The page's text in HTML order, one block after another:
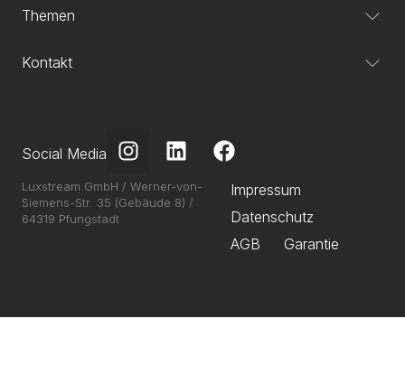
Themen
Kontakt
Social Media
Luxstream GmbH / Werner-von-
Siemens-Str. 35 (Gebäude 8) /
64319 Pfungstadt
Impressum
Datenschutz
AGB
Garantie